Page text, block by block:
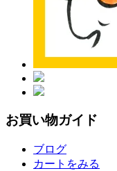
お買い物ガイド
ブログ
カートをみる